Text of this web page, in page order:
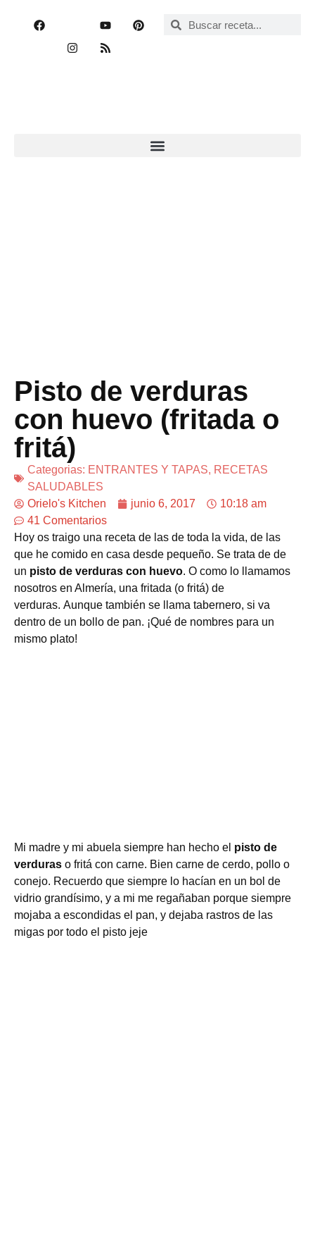
Pisto de verduras
con huevo (fritada o
fritá)
Categorias: ENTRANTES Y TAPAS, RECETAS
SALUDABLES
Orielo's Kitchen
junio 6, 2017
10:18 am
41 Comentarios
Hoy os traigo una receta de las de toda la vida, de las
que he comido en casa desde pequeño. Se trata de de
un pisto de verduras con huevo. O como lo llamamos
nosotros en Almería, una fritada (o fritá) de
verduras. Aunque también se llama tabernero, si va
dentro de un bollo de pan. ¡Qué de nombres para un
mismo plato!
Mi madre y mi abuela siempre han hecho el pisto de
verduras o fritá con carne. Bien carne de cerdo, pollo o
conejo. Recuerdo que siempre lo hacían en un bol de
vidrio grandísimo, y a mi me regañaban porque siempre
mojaba a escondidas el pan, y dejaba rastros de las
migas por todo el pisto jeje